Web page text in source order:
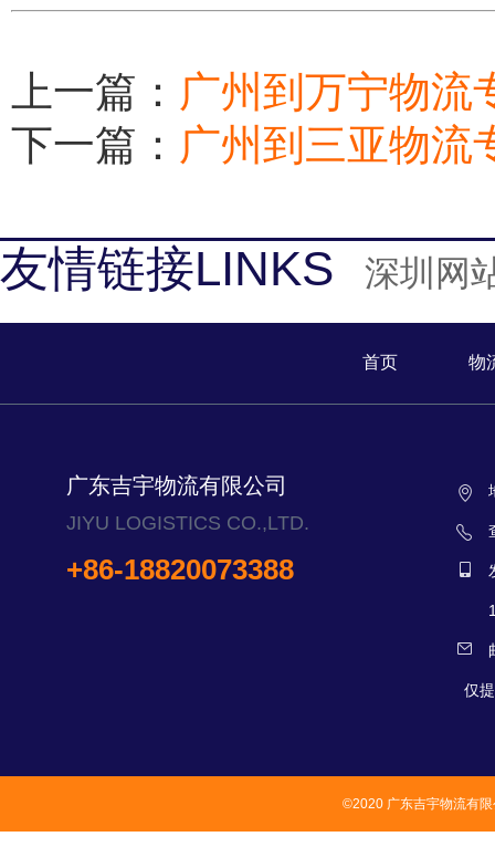
上一篇： 广州到万宁物流
下一篇： 广州到三亚物流
友情链接LINKS 深圳网
首页 物
广东吉宇物流有限公司
JIYU LOGISTICS CO.,LTD.
+86-18820073388
仅
©2020 广东吉宇物流有